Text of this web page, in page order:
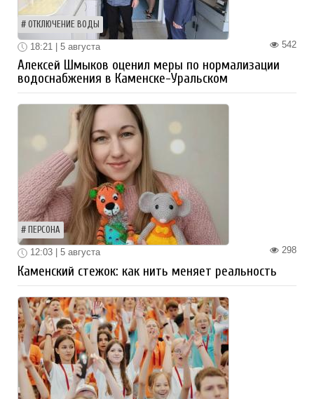
ОТКЛЮЧЕНИЕ ВОДЫ
542
18:21 | 5 августа
Алексей Шмыков оценил меры по нормализации
водоснабжения в Каменске-Уральском
ПЕРСОНА
298
12:03 | 5 августа
Каменский стежок: как нить меняет реальность